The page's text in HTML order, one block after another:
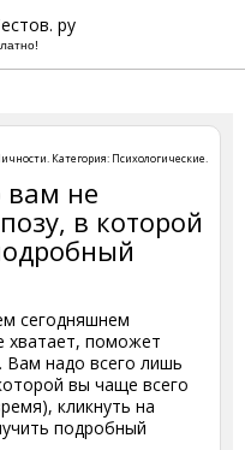
ру
. Категория: Психологические.
вам не
в которой
сегодняшнем
хватает, поможет
Вам надо всего лишь
вы чаще всего
кликнуть на
подробный